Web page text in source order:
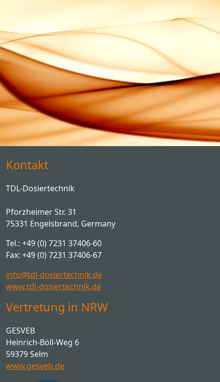
Kontakt
TDL-Dosiertechnik
Pforzheimer Str. 31
75331 Engelsbrand, Germany
Tel.: +49 (0) 7231 37406-60
Fax: +49 (0) 7231 37406-67
info@tdl-dosiertechnik.de
www.tdl-dosiertechnik.de
Vertretung in NRW
GESVEB
Heinrich-Böll-Weg 6
59379 Selm
www.gesveb.de